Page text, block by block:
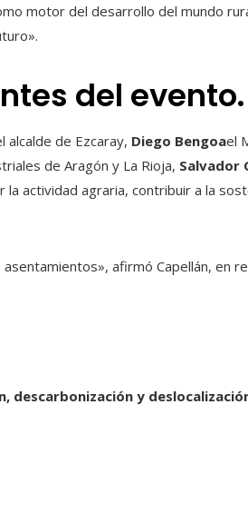
motor del desarrollo del mundo
del evento.
de Ezcaray, Diego Bengoael
de Aragón y La Rioja, Salvador
actividad agraria, contribuir a la
afirmó Capellán, en
descarbonización y